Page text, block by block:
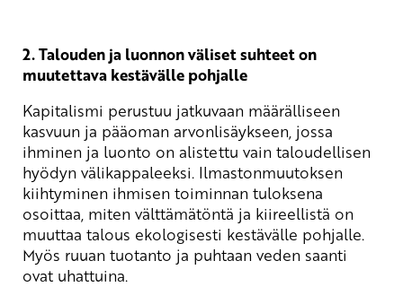
2. Talouden ja luonnon väliset suhteet on
muutettava kestävälle pohjalle
Kapitalismi perustuu jatkuvaan määrälliseen
kasvuun ja pääoman arvonlisäykseen, jossa
ihminen ja luonto on alistettu vain taloudellisen
hyödyn välikappaleeksi. Ilmastonmuutoksen
kiihtyminen ihmisen toiminnan tuloksena
osoittaa, miten välttämätöntä ja kiireellistä on
muuttaa talous ekologisesti kestävälle pohjalle.
Myös ruuan tuotanto ja puhtaan veden saanti
ovat uhattuina.